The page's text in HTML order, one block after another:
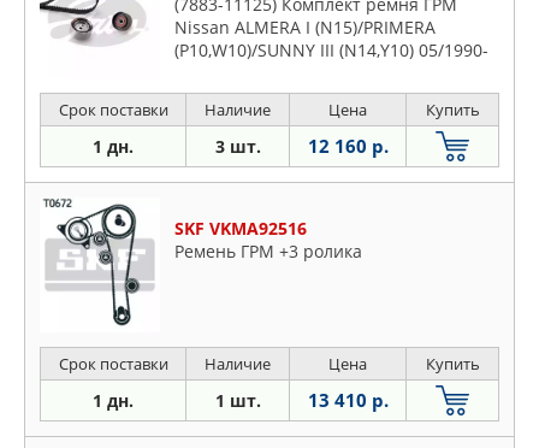
(7883-11125) Комплект ремня ГРМ
Nissan ALMERA I (N15)/PRIMERA
(P10,W10)/SUNNY III (N14,Y10) 05/1990-
Срок поставки Наличие Цена Купить
1 дн. 3 шт. 12 160 р.
SKF VKMA92516
Ремень ГРМ +3 ролика
Срок поставки Наличие Цена Купить
1 дн. 1 шт. 13 410 р.